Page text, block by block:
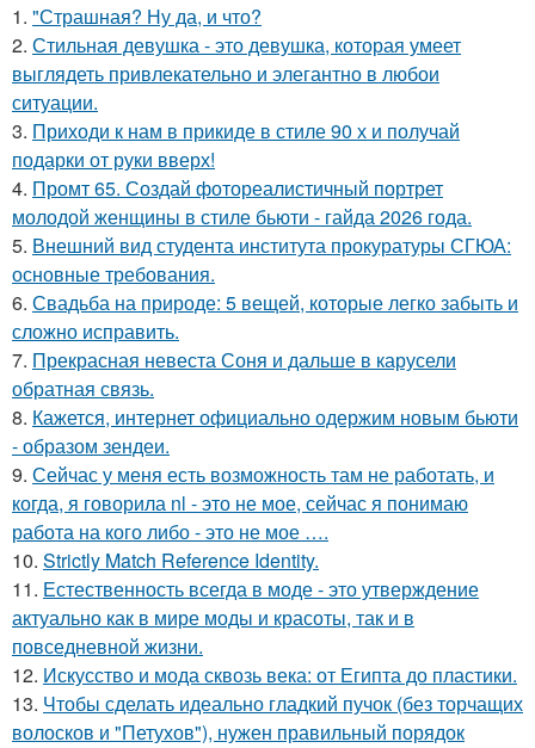
1. "Страшная? Ну да, и что?
2. Стильная девушка - это девушка, которая умеет
выглядеть привлекательно и элегантно в любои
ситуации.
3. Приходи к нам в прикиде в стиле 90 х и получай
подарки от руки вверх!
4. Промт 65. Создай фотореалистичный портрет
молодой женщины в стиле бьюти - гайда 2026 года.
5. Внешний вид студента института прокуратуры СГЮА:
основные требования.
6. Свадьба на природе: 5 вещей, которые легко забыть и
сложно исправить.
7. Прекрасная невеста Соня и дальше в карусели
обратная связь.
8. Кажется, интернет официально одержим новым бьюти
- образом зендеи.
9. Сейчас у меня есть возможность там не работать, и
когда, я говорила nl - это не мое, сейчас я понимаю
работа на кого либо - это не мое ….
10. Strictly Match Reference Identity.
11. Естественность всегда в моде - это утверждение
актуально как в мире моды и красоты, так и в
повседневной жизни.
12. Искусство и мода сквозь века: от Египта до пластики.
13. Чтобы сделать идеально гладкий пучок (без торчащих
волосков и "Петухов"), нужен правильный порядок